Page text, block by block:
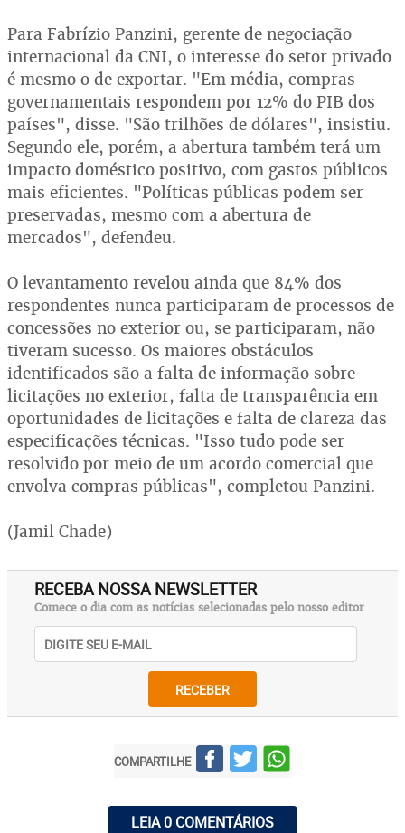
Para Fabrízio Panzini, gerente de negociação
internacional da CNI, o interesse do setor privado
é mesmo o de exportar. "Em média, compras
governamentais respondem por 12% do PIB dos
países", disse. "São trilhões de dólares", insistiu.
Segundo ele, porém, a abertura também terá um
impacto doméstico positivo, com gastos públicos
mais eficientes. "Políticas públicas podem ser
preservadas, mesmo com a abertura de
mercados", defendeu.
O levantamento revelou ainda que 84% dos
respondentes nunca participaram de processos de
concessões no exterior ou, se participaram, não
tiveram sucesso. Os maiores obstáculos
identificados são a falta de informação sobre
licitações no exterior, falta de transparência em
oportunidades de licitações e falta de clareza das
especificações técnicas. "Isso tudo pode ser
resolvido por meio de um acordo comercial que
envolva compras públicas", completou Panzini.
(Jamil Chade)
RECEBA NOSSA NEWSLETTER
Comece o dia com as notícias selecionadas pelo nosso editor
RECEBER
COMPARTILHE
LEIA 0 COMENTÁRIOS